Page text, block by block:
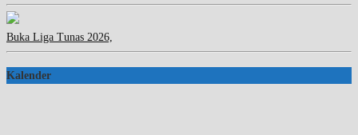
Buka Liga Tunas 2026,
Kalender